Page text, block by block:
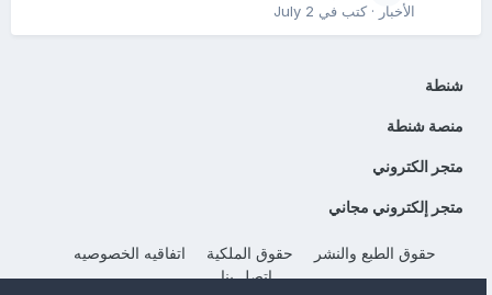
الأخبار· كتب في July 2
شنطة
منصة شنطة
متجر الكتروني
متجر إلكتروني مجاني
حقوق الطبع والنشر حقوق الملكية
اتفاقيه الخصوصيه
إتصل بنا